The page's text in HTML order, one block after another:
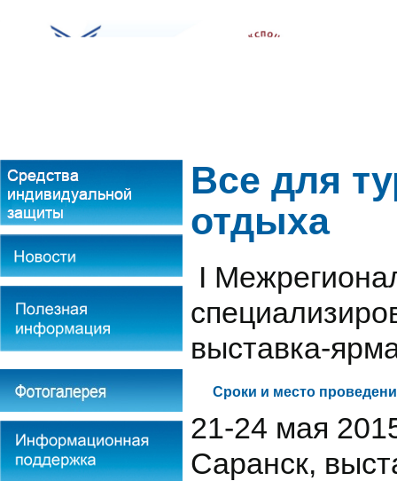
Все для
отдыха
I
выставка-
Сроки и место
21-24 мая
Саранск,